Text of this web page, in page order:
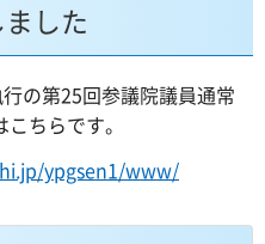
した
の第25回参議院議員通常
ちらです。
ypgsen1/www/